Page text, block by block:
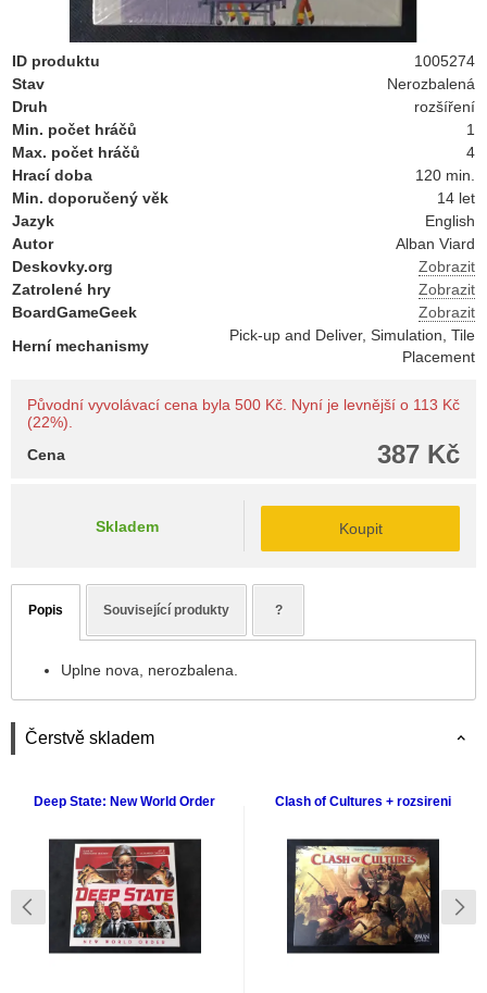
ID produktu
1005274
Stav
Nerozbalená
Druh
rozšíření
Min. počet hráčů
1
Max. počet hráčů
4
Hrací doba
120 min.
Min. doporučený věk
14 let
Jazyk
English
Autor
Alban Viard
Deskovky.org
Zobrazit
Zatrolené hry
Zobrazit
BoardGameGeek
Zobrazit
Herní mechanismy
Pick-up and Deliver, Simulation, Tile
Placement
Původní vyvolávací cena byla 500 Kč. Nyní je levnější o 113 Kč
(22%).
387 Kč
Cena
Skladem Koupit
Popis Související produkty ?
Uplne nova, nerozbalena.
Čerstvě skladem
Deep State: New World Order Clash of Cultures + rozsireni